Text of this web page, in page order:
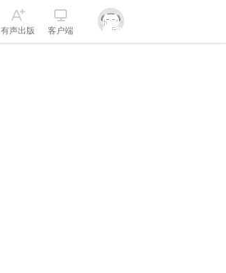
有声出版 客户端